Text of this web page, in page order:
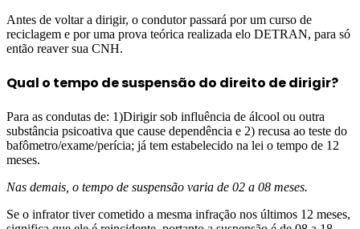
Antes de voltar a dirigir, o condutor passará por um curso de
reciclagem e por uma prova teórica realizada elo DETRAN, para só
então reaver sua CNH.
Qual o tempo de suspensão do direito de dirigir?
Para as condutas de: 1)Dirigir sob influência de álcool ou outra
substância psicoativa que cause dependência e 2) recusa ao teste do
bafômetro/exame/perícia; já tem estabelecido na lei o tempo de 12
meses.
Nas demais, o tempo de suspensão varia de 02 a 08 meses.
Se o infrator tiver cometido a mesma infração nos últimos 12 meses,